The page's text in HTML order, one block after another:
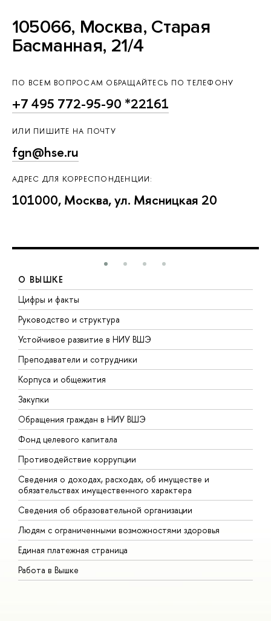
105066, Москва, Старая
Басманная, 21/4
ПО ВСЕМ ВОПРОСАМ ОБРАЩАЙТЕСЬ ПО ТЕЛЕФОНУ
+7 495 772-95-90 *22161
ИЛИ ПИШИТЕ НА ПОЧТУ
fgn@hse.ru
АДРЕС ДЛЯ КОРРЕСПОНДЕНЦИИ:
101000, Москва, ул. Мясницкая 20
О ВЫШКЕ
Цифры и факты
Руководство и структура
Устойчивое развитие в НИУ ВШЭ
Преподаватели и сотрудники
Корпуса и общежития
Закупки
Обращения граждан в НИУ ВШЭ
Фонд целевого капитала
Противодействие коррупции
Сведения о доходах, расходах, об имуществе и
обязательствах имущественного характера
Сведения об образовательной организации
Людям с ограниченными возможностями здоровья
Единая платежная страница
Работа в Вышке